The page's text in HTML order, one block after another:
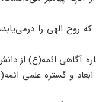
الهی را
آگاهی ائمه(ع) از
از ابتدا تا صفحه ۲۲۶ در موضوع